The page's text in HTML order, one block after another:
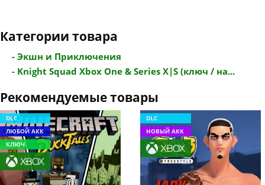
Категории товара
- Экшн и Приключения
- Knight Squad Xbox One & Series X|S (ключ / на...
Рекомендуемые товары
DLC
ЛЮБОЙ АКК
КЛЮЧ
DLC
НОВЫЙ АКК